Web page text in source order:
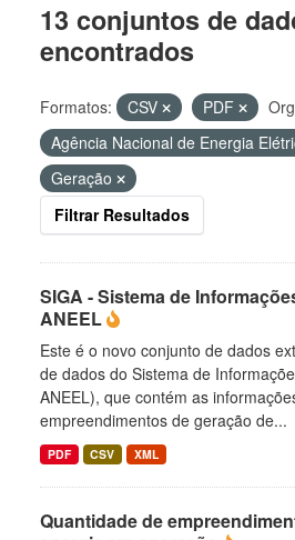
13 conjuntos de
encontrados
Formatos: CSV PDF
Agência Nacional de Energia
Geração
Filtrar Resultados
SIGA - Sistema de
ANEEL
Este é o novo conjunto de dados
de dados do Sistema de
ANEEL), que contém as
empreendimentos de geração de...
PDF CSV XML
Quantidade de